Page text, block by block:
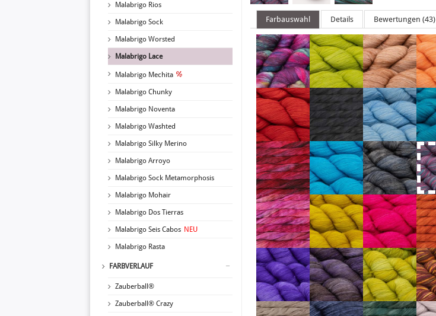
Malabrigo Rios
Malabrigo Sock
Malabrigo Worsted
Malabrigo Lace
Malabrigo Mechita
Malabrigo Chunky
Malabrigo Noventa
Malabrigo Washted
Malabrigo Silky Merino
Malabrigo Arroyo
Malabrigo Sock Metamorphosis
Malabrigo Mohair
Malabrigo Dos Tierras
Malabrigo Seis Cabos NEU
Malabrigo Rasta
FARBVERLAUF
Zauberball®
Zauberball® Crazy
Farbauswahl Details Bewertungen (43)